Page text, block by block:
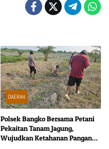
DAERAH
Polsek Bangko Bersama Petani
Pekaitan Tanam Jagung,
Wujudkan Ketahanan Pangan